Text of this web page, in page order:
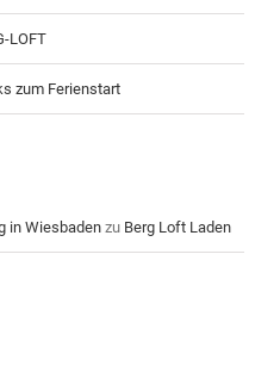
LOFT
zum Ferienstart
in Wiesbaden zu Berg Loft Laden